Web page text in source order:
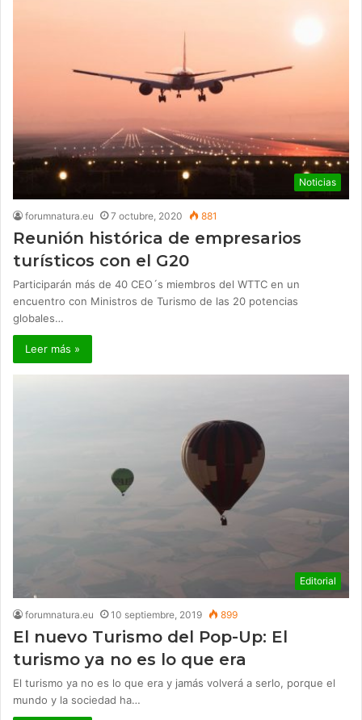
Noticias
forumnatura.eu 7 octubre, 2020 881
Reunión histórica de empresarios
turísticos con el G20
Participarán más de 40 CEO´s miembros del WTTC en un
encuentro con Ministros de Turismo de las 20 potencias
globales…
Leer más »
Editorial
forumnatura.eu 10 septiembre, 2019 899
El nuevo Turismo del Pop-Up: El
turismo ya no es lo que era
El turismo ya no es lo que era y jamás volverá a serlo, porque el
mundo y la sociedad ha…